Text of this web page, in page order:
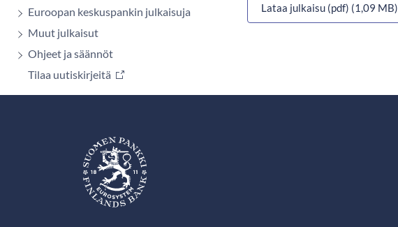
Euroopan keskuspankin julkaisuja
Muut julkaisut
Ohjeet ja säännöt
Tilaa uutiskirjeitä
Lataa julkaisu (pdf) (1,09 MB)